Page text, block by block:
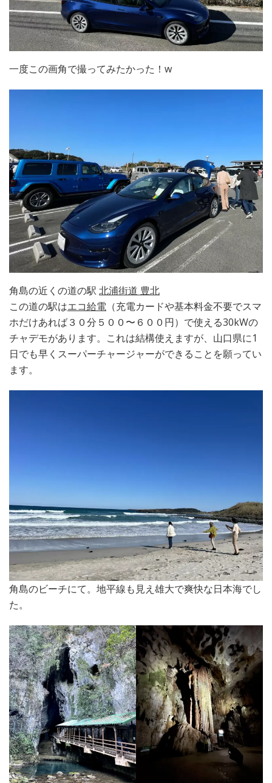
一度この画角で撮ってみたかった！w
角島の近くの道の駅 北浦街道 豊北
この道の駅はエコ給電 （充電カードや基本料金不要でスマ
ホだけあれば３０分５００〜６００円）で使える30kWの
チャデモがあります。これは結構使えますが、山口県に1
日でも早くスーパーチャージャーができることを願ってい
ます。
角島のビーチにて。地平線も見え雄大で爽快な日本海でし
た。